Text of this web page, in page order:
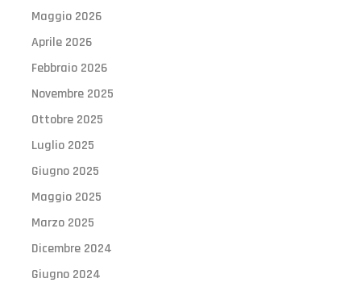
Maggio 2026
Aprile 2026
Febbraio 2026
Novembre 2025
Ottobre 2025
Luglio 2025
Giugno 2025
Maggio 2025
Marzo 2025
Dicembre 2024
Giugno 2024